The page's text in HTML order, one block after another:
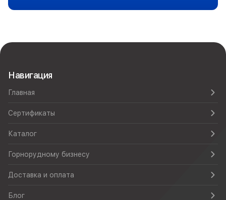
Навигация
Главная
Сертификаты
Каталог
Горнорудному бизнесу
Доставка и оплата
Блог